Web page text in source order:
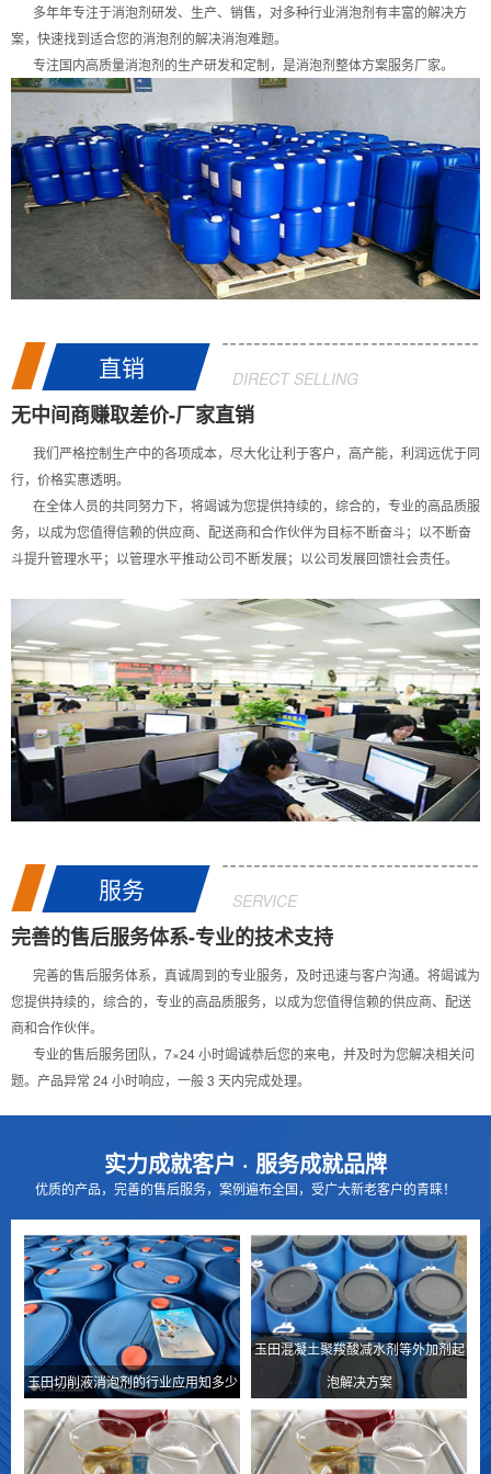
多年年专注于消泡剂研发、生产、销售，对多种行业消泡剂有丰富的解决方
案，快速找到适合您的消泡剂的解决消泡难题。
专注国内高质量消泡剂的生产研发和定制，是消泡剂整体方案服务厂家。
直销 DIRECT SELLING
无中间商赚取差价-厂家直销
我们严格控制生产中的各项成本，尽大化让利于客户，高产能，利润远优于同
行，价格实惠透明。
在全体人员的共同努力下，将竭诚为您提供持续的，综合的，专业的高品质服
务，以成为您值得信赖的供应商、配送商和合作伙伴为目标不断奋斗；以不断奋
斗提升管理水平；以管理水平推动公司不断发展；以公司发展回馈社会责任。
服务 SERVICE
完善的售后服务体系-专业的技术支持
完善的售后服务体系，真诚周到的专业服务，及时迅速与客户沟通。将竭诚为
您提供持续的，综合的，专业的高品质服务，以成为您值得信赖的供应商、配送
商和合作伙伴。
专业的售后服务团队，7×24 小时竭诚恭后您的来电，并及时为您解决相关问
题。产品异常 24 小时响应，一般 3 天内完成处理。
实力成就客户 · 服务成就品牌
优质的产品，完善的售后服务，案例遍布全国，受广大新老客户的青睐！
玉田切削液消泡剂的行业应用知多少
玉田混凝土聚羧酸减水剂等外加剂起
泡解决方案